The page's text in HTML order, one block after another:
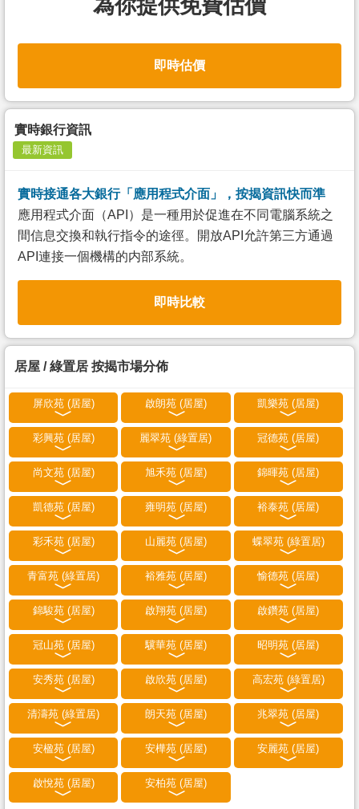
為你提供免費估價
即時估價
實時銀行資訊
最新資訊
實時接通各大銀行「應用程式介面」，按揭資訊快而準
應用程式介面（API）是一種用於促進在不同電腦系統之
間信息交換和執行指令的途徑。開放API允許第三方通過
API連接一個機構的内部系統。
即時比較
居屋 / 綠置居 按揭市場分佈
屏欣苑 (居屋) 啟朗苑 (居屋) 凱樂苑 (居屋)
彩興苑 (居屋) 麗翠苑 (綠置居) 冠德苑 (居屋)
尚文苑 (居屋) 旭禾苑 (居屋) 錦暉苑 (居屋)
凱德苑 (居屋) 雍明苑 (居屋) 裕泰苑 (居屋)
彩禾苑 (居屋) 山麗苑 (居屋) 蝶翠苑 (綠置居)
青富苑 (綠置居) 裕雅苑 (居屋) 愉德苑 (居屋)
錦駿苑 (居屋) 啟翔苑 (居屋) 啟鑽苑 (居屋)
冠山苑 (居屋) 驥華苑 (居屋) 昭明苑 (居屋)
安秀苑 (居屋) 啟欣苑 (居屋) 高宏苑 (綠置居)
清濤苑 (綠置居) 朗天苑 (居屋) 兆翠苑 (居屋)
安楹苑 (居屋) 安樺苑 (居屋) 安麗苑 (居屋)
啟悅苑 (居屋) 安柏苑 (居屋)